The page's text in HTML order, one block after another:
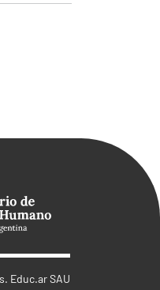
Educ.ar SAU